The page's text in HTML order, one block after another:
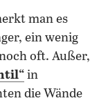
man es
ein wenig
oft. Außer,
in
die Wände